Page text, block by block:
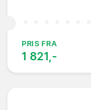
PRIS FRA
1 821,-